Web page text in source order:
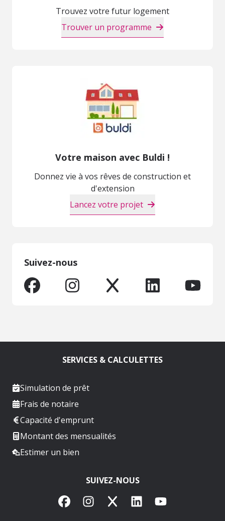
Trouvez votre futur logement
Trouver un programme
Votre maison avec Buldi !
Donnez vie à vos rêves de construction et
d'extension
Lancez votre projet
Suivez-nous
SERVICES & CALCULETTES
Simulation de prêt
Frais de notaire
Capacité d'emprunt
Montant des mensualités
Estimer un bien
SUIVEZ-NOUS
FacebookInstagram
X LinkedInYouTube